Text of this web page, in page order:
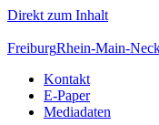
Direkt zum Inhalt
FreiburgRhein-Main-
Kontakt
E-Paper
Mediadaten